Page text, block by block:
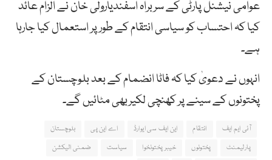
عوامی نیشنل پارٹی کے سربراہ اسفندیارولی خان نے الزام عائد
کیا کہ احتساب کو سیاسی انتقام کے طور پر استعمال کیا جارہا
ہے۔
انہوں نے دعویٰ کیا کہ فاٹا انضمام کے بعد بلوچستان کے
پختونوں کے سینے پر کھنچی لکیربھی مٹائیں گے۔
آئی ایم ایف انتقام این ایف سی ایوارڈ اے این پی
بلوچستان
پارلیمنٹ
پختونوں خیبرپختونخوا سیاست
ضمنی الیکشن